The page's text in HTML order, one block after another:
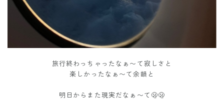
旅行終わっちゃったなぁ〜て寂しさと
楽しかったなぁ〜て余韻と
明日からまた現実だなぁ〜て🫢🫢